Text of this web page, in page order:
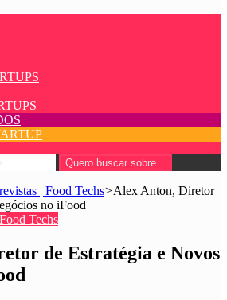
Quero buscar sobre...
| Food Techs>Alex Anton, Diretor
no iFood
Food Techs
de Estratégia e Novos